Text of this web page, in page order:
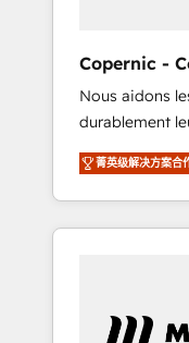
days ⚡ - Global: 75+ RPers across
continents 🌐 - Scale:
grown &
🪴 - Sales Hub: More implementations than
any other Partner
Salesforce
Don't hire a
Copernic -
HubSpot
Nous aidons
durablement
aux vrais défis : • Intégration de
avec d’autres
Alignement
des données partagées •
Notre équipe
菁英级解决方案合